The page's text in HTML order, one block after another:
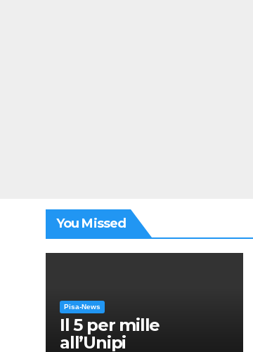
You Missed
Pisa-News
Il 5 per mille
all’Unipi